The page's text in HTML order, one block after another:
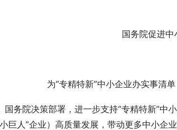
国务院促进
为“专精特新”中小企业办实事清单
国务院决策部署，进一步支持“专精特新”中
巨人”企业）高质量发展，带动更多中小企